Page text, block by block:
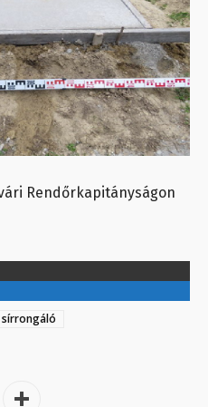
Rendőrkapitányságon
sírrongáló